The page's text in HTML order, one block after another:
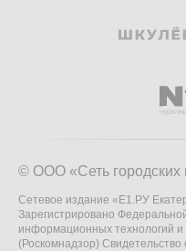
© ООО «Сеть городских
Сетевое издание «Е1.РУ
Зарегистрировано
информационных технологий и
(Роскомнадзор)